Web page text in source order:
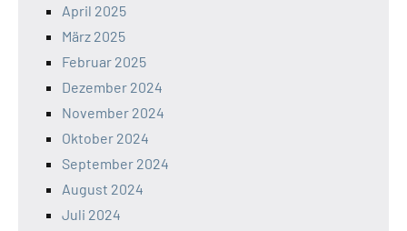
April 2025
März 2025
Februar 2025
Dezember 2024
November 2024
Oktober 2024
September 2024
August 2024
Juli 2024